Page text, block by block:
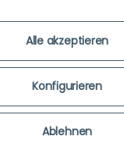
Alle akzeptieren
Konfigurieren
Ablehnen